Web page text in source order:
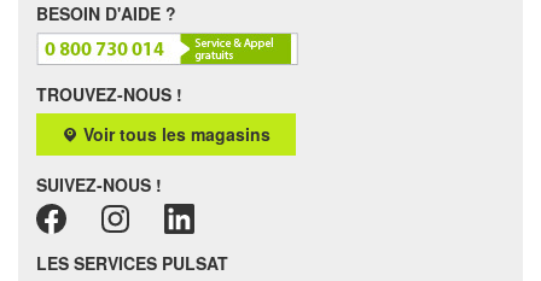
BESOIN D'AIDE ?
TROUVEZ-NOUS !
Voir tous les magasins
SUIVEZ-NOUS !
LES SERVICES PULSAT